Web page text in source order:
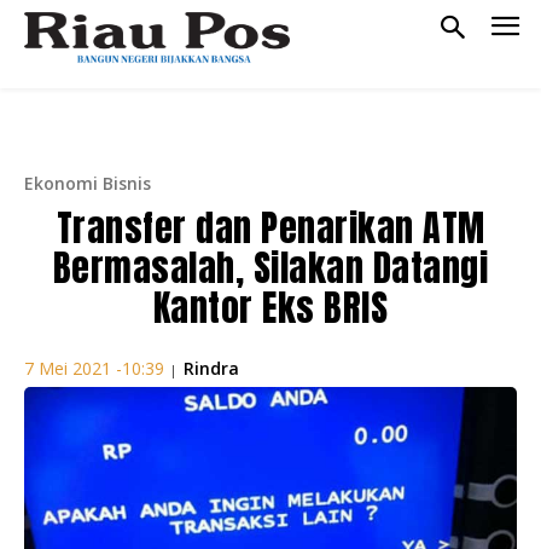
Ekonomi Bisnis
Transfer dan Penarikan ATM
Bermasalah, Silakan Datangi
Kantor Eks BRIS
7 Mei 2021 -10:39 | Rindra